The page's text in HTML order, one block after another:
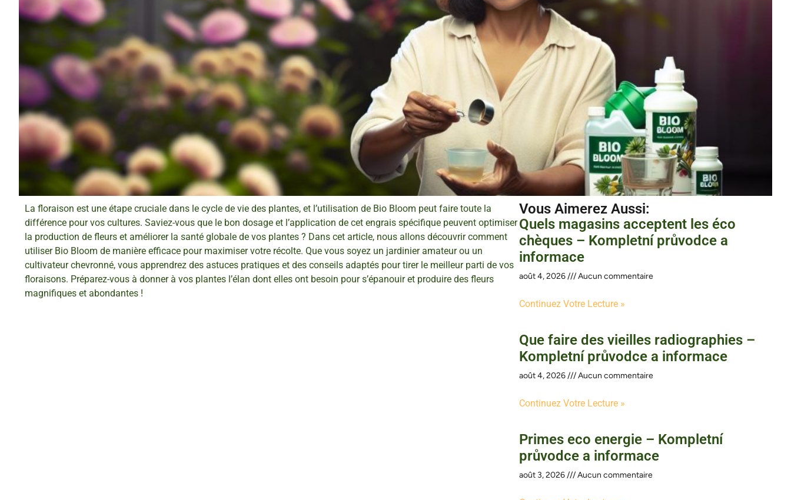
La floraison est une étape cruciale dans le cycle de vie des plantes, et l’utilisation de Bio Bloom peut faire toute la
différence pour vos cultures. Saviez-vous que le bon dosage et l’application de cet engrais spécifique peuvent optimiser
la production de fleurs et améliorer la santé globale de vos plantes ? Dans cet article, nous allons découvrir comment
utiliser Bio Bloom de manière efficace pour maximiser votre récolte. Que vous soyez un jardinier amateur ou un
cultivateur chevronné, vous apprendrez des astuces pratiques et des conseils adaptés pour tirer le meilleur parti de vos
floraisons. Préparez-vous à donner à vos plantes l’élan dont elles ont besoin pour s’épanouir et produire des fleurs
magnifiques et abondantes !
Vous Aimerez Aussi :
Quels magasins acceptent les éco
chèques – Kompletní průvodce a
informace
août 4, 2026 Aucun commentaire
Continuez Votre Lecture »
Que faire des vieilles radiographies –
Kompletní průvodce a informace
août 4, 2026 Aucun commentaire
Continuez Votre Lecture »
Primes eco energie – Kompletní
průvodce a informace
août 3, 2026 Aucun commentaire